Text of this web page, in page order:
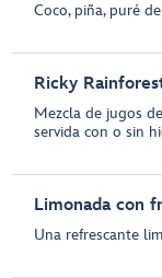
Coco, piña, puré
Ricky
Mezcla de jugos
servida con o sin
Limonada con
Una refrescante